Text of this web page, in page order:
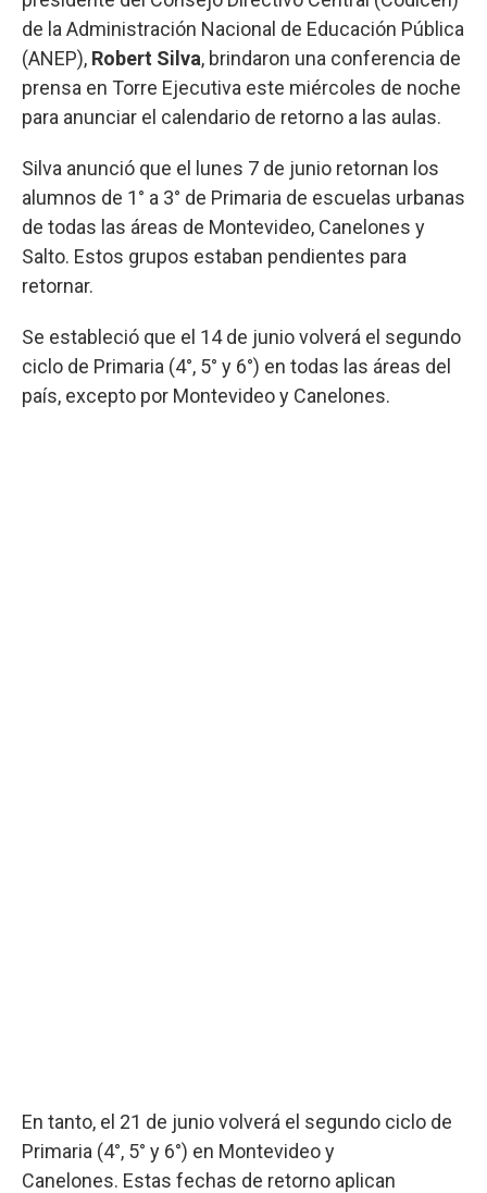
de la Administración Nacional de Educación Pública
(ANEP), Robert Silva, brindaron una conferencia de
prensa en Torre Ejecutiva este miércoles de noche
para anunciar el calendario de retorno a las aulas.
Silva anunció que el lunes 7 de junio retornan los
alumnos de 1° a 3° de Primaria de escuelas urbanas
de todas las áreas de Montevideo, Canelones y
Salto. Estos grupos estaban pendientes para
retornar.
Se estableció que el 14 de junio volverá el segundo
ciclo de Primaria (4°, 5° y 6°) en todas las áreas del
país, excepto por Montevideo y Canelones.
En tanto, el 21 de junio volverá el segundo ciclo de
Primaria (4°, 5° y 6°) en Montevideo y
Canelones. Estas fechas de retorno aplican